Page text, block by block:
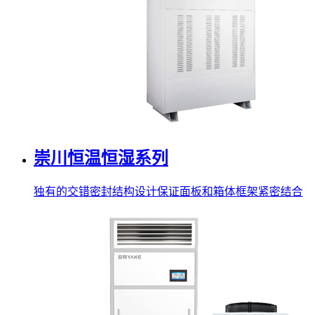
崇川恒温恒湿系列
独有的交错密封结构设计保证面板和箱体框架紧密结合